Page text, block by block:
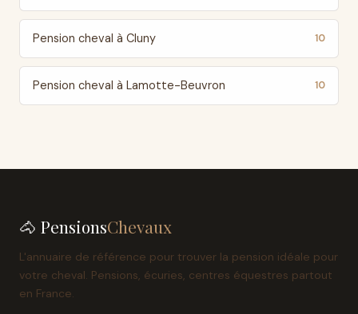
Pension cheval à Cluny 10
Pension cheval à Lamotte-Beuvron 10
🐴 PensionsChevaux
L'annuaire de référence pour trouver la pension idéale pour
votre cheval. Pensions, écuries, centres équestres partout
en France.